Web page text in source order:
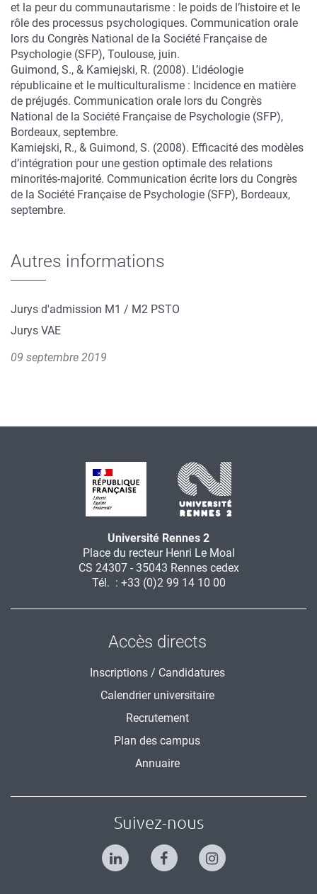
et la peur du communautarisme : le poids de l’histoire et le
rôle des processus psychologiques. Communication orale
lors du Congrès National de la Société Française de
Psychologie (SFP), Toulouse, juin.
Guimond, S., & Kamiejski, R. (2008). L’idéologie
républicaine et le multiculturalisme : Incidence en matière
de préjugés. Communication orale lors du Congrès
National de la Société Française de Psychologie (SFP),
Bordeaux, septembre.
Kamiejski, R., & Guimond, S. (2008). Efficacité des modèles
d’intégration pour une gestion optimale des relations
minorités-majorité. Communication écrite lors du Congrès
de la Société Française de Psychologie (SFP), Bordeaux,
septembre.
Autres informations
Jurys d'admission M1 / M2 PSTO
Jurys VAE
09 septembre 2019
Université Rennes 2
Place du recteur Henri Le Moal
CS 24307 - 35043 Rennes cedex
Tél. : +33 (0)2 99 14 10 00
Accès directs
Inscriptions / Candidatures
Calendrier universitaire
Recrutement
Plan des campus
Annuaire
Suivez-nous